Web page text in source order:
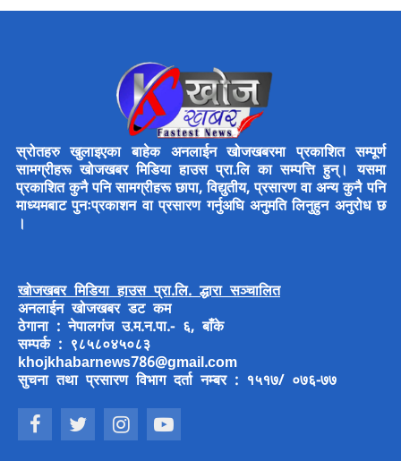
स्रोतहरु खुलाइएका बाहेक अनलाईन खोजखबरमा प्रकाशित सम्पूर्ण
सामग्रीहरू खोजखबर मिडिया हाउस प्रा.लि का सम्पत्ति हुन्। यसमा
प्रकाशित कुनै पनि सामग्रीहरू छापा, विद्युतीय, प्रसारण वा अन्य कुनै पनि
माध्यमबाट पुनःप्रकाशन वा प्रसारण गर्नुअघि अनुमति लिनुहुन अनुरोध छ
।
खोजखबर मिडिया हाउस प्रा.लि. द्धारा सञ्चालित
अनलाईन खोजखबर डट कम
ठेगाना : नेपालगंज उ.म.न.पा.- ६, बाँके
सम्पर्क : ९८५८०४५०८३
khojkhabarnews786@gmail.com
सुचना तथा प्रसारण विभाग दर्ता नम्बर : १५१७/ ०७६-७७